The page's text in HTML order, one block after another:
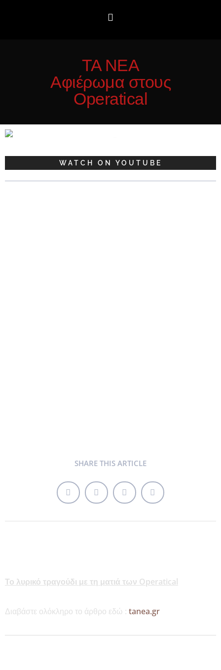
TA NEA
Αφιέρωμα στους
Operatical
WATCH ON YOUTUBE
SHARE THIS ARTICLE
Το λυρικό τραγούδι με τη ματιά των Operatical
Διαβάστε ολόκληρο το άρθρο εδώ : tanea.gr